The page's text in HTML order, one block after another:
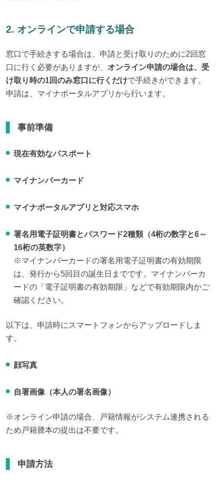
2. オンラインで申請する場合
窓口で手続きする場合は、申請と受け取りのために2回窓
口に行く必要がありますが、 オンライン申請の場合は、受
け取り時の1回のみ窓口に行くだけで手続きができます。
申請は、マイナポータルアプリから行います。
事前準備
現在有効なパスポート
マイナンバーカード
マイナポータルアプリと対応スマホ
署名用電子証明書とパスワード2種類（4桁の数字と6～
16桁の英数字）
※マイナンバーカードの署名用電子証明書の有効期限
は、発行から5回目の誕生日までです。マイナンバーカ
ードの「電子証明書の有効期限」などで有効期限内かご
確認ください。
以下は、申請時にスマートフォンからアップロードしま
す。
顔写真
自署画像（本人の署名画像）
※オンライン申請の場合、戸籍情報がシステム連携される
ため戸籍謄本の提出は不要です。
申請方法